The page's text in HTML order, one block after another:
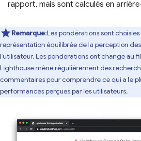
rapport, mais sont calculés en
Remarque:Les pondérations sont
représentation équilibrée de la perception
l'utilisateur. Les pondérations ont changé au
Lighthouse mène régulièrement des
commentaires pour comprendre ce qui a le
performances perçues par les utilisateurs.